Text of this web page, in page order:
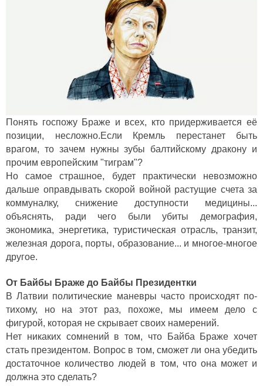
Понять госпожу Браже и всех, кто придерживается её
позиции, несложно.Если Кремль перестанет быть
врагом, то зачем нужны зубы балтийскому дракону и
прочим европейским "тиграм"?
Но самое страшное, будет практически невозможно
дальше оправдывать скорой войной растущие счета за
коммуналку, снижение доступности медицины...
объяснять, ради чего были убиты демография,
экономика, энергетика, туристическая отрасль, транзит,
железная дорога, порты, образование... и многое-многое
другое.
От Байбы Браже до Байбы Президентки
В Латвии политические маневры часто происходят по-
тихому, но на этот раз, похоже, мы имеем дело с
фигурой, которая не скрывает своих намерений.
Нет никаких сомнений в том, что Байба Браже хочет
стать президентом. Вопрос в том, сможет ли она убедить
достаточное количество людей в том, что она может и
должна это сделать?